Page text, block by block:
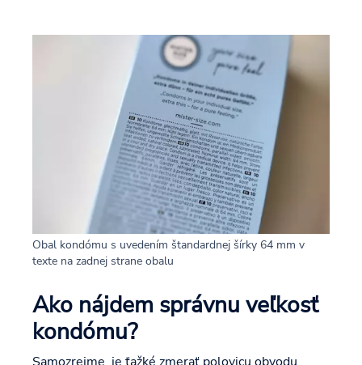
Obal kondómu s uvedením štandardnej šírky 64 mm v
texte na zadnej strane obalu
Ako nájdem správnu veľkosť
kondómu?